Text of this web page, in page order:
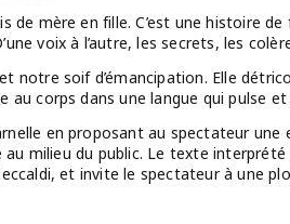
de mère en fille. C’est une histoire
voix à l’autre, les secrets, les
notre soif d’émancipation. Elle
au corps dans une langue qui pulse
en proposant au spectateur
milieu du public. Le texte
et invite le spectateur à une